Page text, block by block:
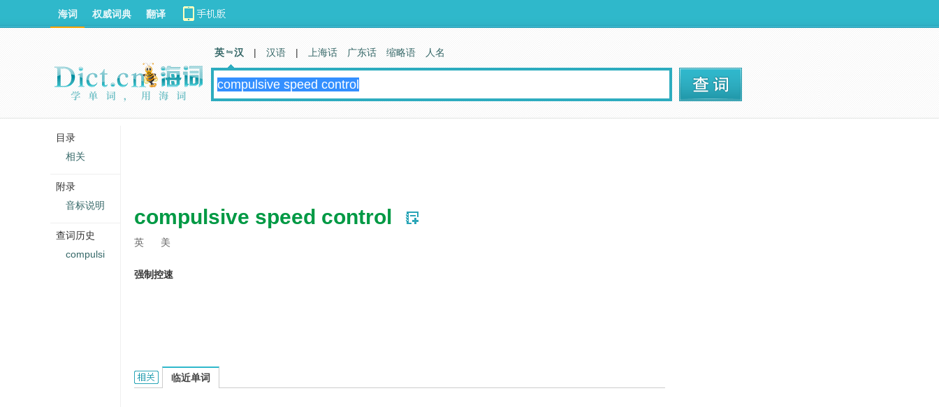
compulsive speed control
英 美
强制控速
compulsive speed control的相关资料：
临近单词
海词 权威词典 翻译
英 汉 | 汉语 | 上海话 广东话 缩略语 人名
目录
相关
附录
音标说明
查词历史
compulsi